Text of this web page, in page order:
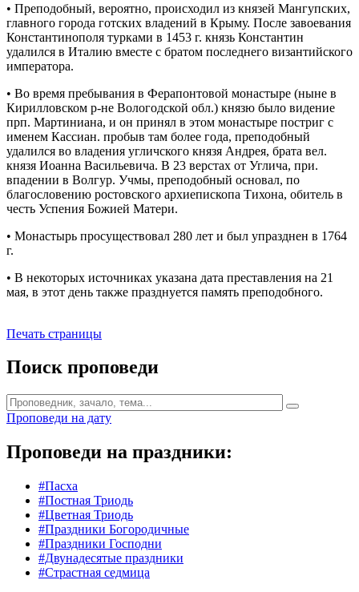
• Преподобный, вероятно, происходил из князей Мангупских,
главного города готских владений в Крыму. После завоевания
Константинополя турками в 1453 г. князь Константин
удалился в Италию вместе с братом последнего византийского
императора.
• Во время пребывания в Ферапонтовой монастыре (ныне в
Кирилловском р-не Вологодской обл.) князю было видение
прп. Мартиниана, и он принял в этом монастыре постриг с
именем Кассиан. пробыв там более года, преподобный
удалился во владения угличского князя Андрея, брата вел.
князя Иоанна Васильевича. В 23 верстах от Углича, при.
впадении в Волгур. Учмы, преподобный основал, по
благословению ростовского архиепископа Тихона, обитель в
честь Успения Божией Матери.
• Монастырь просуществовал 280 лет и был упразднен в 1764
г.
• В некоторых источниках указана дата преставления на 21
мая, в этот день также празднуется память преподобного.
Печать страницы
Поиск проповеди
Проповеди на дату
Проповеди на праздники:
#Пасха
#Постная Триодь
#Цветная Триодь
#Праздники Богородичные
#Праздники Господни
#Двунадесятые праздники
#Страстная седмица